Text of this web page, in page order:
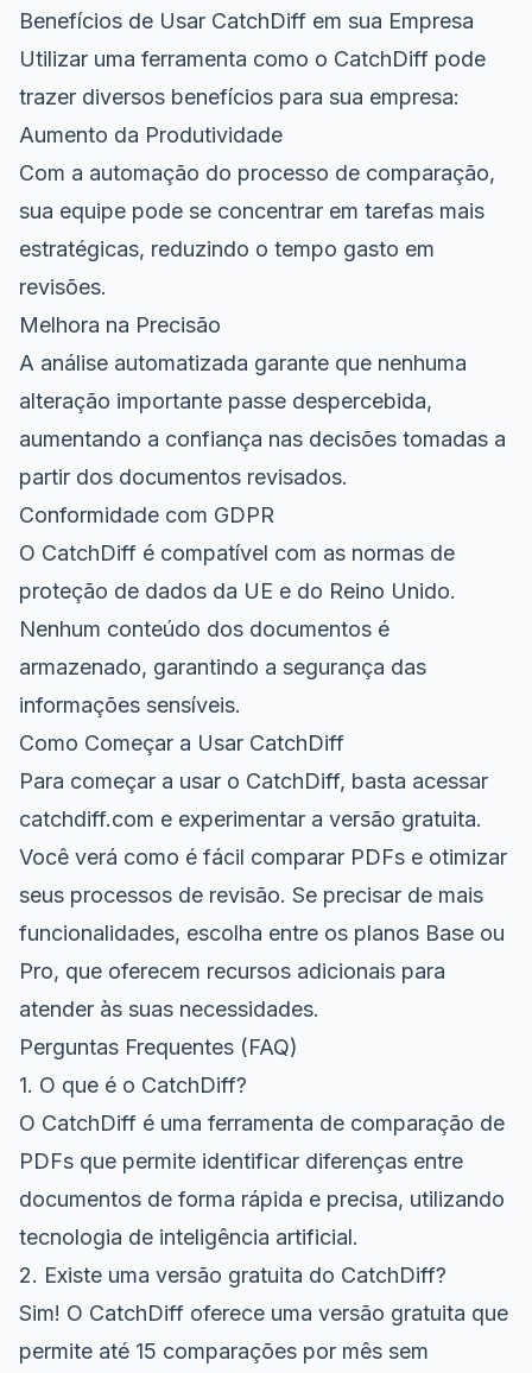
Benefícios de Usar CatchDiff em sua Empresa
Utilizar uma ferramenta como o CatchDiff pode
trazer diversos benefícios para sua empresa:
Aumento da Produtividade
Com a automação do processo de comparação,
sua equipe pode se concentrar em tarefas mais
estratégicas, reduzindo o tempo gasto em
revisões.
Melhora na Precisão
A análise automatizada garante que nenhuma
alteração importante passe despercebida,
aumentando a confiança nas decisões tomadas a
partir dos documentos revisados.
Conformidade com GDPR
O CatchDiff é compatível com as normas de
proteção de dados da UE e do Reino Unido.
Nenhum conteúdo dos documentos é
armazenado, garantindo a segurança das
informações sensíveis.
Como Começar a Usar CatchDiff
Para começar a usar o CatchDiff, basta acessar
catchdiff.com e experimentar a versão gratuita.
Você verá como é fácil comparar PDFs e otimizar
seus processos de revisão. Se precisar de mais
funcionalidades, escolha entre os planos Base ou
Pro, que oferecem recursos adicionais para
atender às suas necessidades.
Perguntas Frequentes (FAQ)
1. O que é o CatchDiff?
O CatchDiff é uma ferramenta de comparação de
PDFs que permite identificar diferenças entre
documentos de forma rápida e precisa, utilizando
tecnologia de inteligência artificial.
2. Existe uma versão gratuita do CatchDiff?
Sim! O CatchDiff oferece uma versão gratuita que
permite até 15 comparações por mês sem